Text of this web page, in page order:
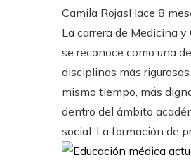
Camila RojasHace 8
La carrera de Medicina y
se reconoce como una
disciplinas más rigurosas
mismo tiempo, más
dentro del ámbito
social. La formación de